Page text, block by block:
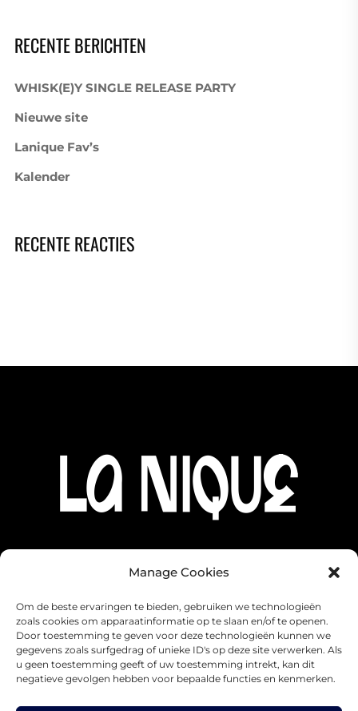
Manage Cookies
Om de beste ervaringen te bieden, gebruiken we technologieën
zoals cookies om apparaatinformatie op te slaan en/of te openen.
Door toestemming te geven voor deze technologieën kunnen we
gegevens zoals surfgedrag of unieke ID's op deze site verwerken. Als
u geen toestemming geeft of uw toestemming intrekt, kan dit
negatieve gevolgen hebben voor bepaalde functies en kenmerken.
RECENTE BERICHTEN
WHISK(E)Y SINGLE RELEASE PARTY
Nieuwe site
Lanique Fav’s
Kalender
RECENTE REACTIES